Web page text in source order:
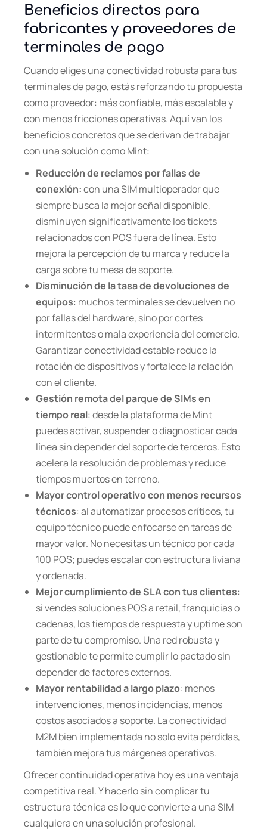
Beneficios directos para
fabricantes y proveedores de
terminales de pago
Cuando eliges una conectividad robusta para tus
terminales de pago, estás reforzando tu propuesta
como proveedor: más confiable, más escalable y
con menos fricciones operativas. Aquí van los
beneficios concretos que se derivan de trabajar
con una solución como Mint:
Reducción de reclamos por fallas de
conexión:con una SIM multioperador que
siempre busca la mejor señal disponible,
disminuyen significativamente los tickets
relacionados con POS fuera de línea. Esto
mejora la percepción de tu marca y reduce la
carga sobre tu mesa de soporte.
Disminución de la tasa de devoluciones de
equipos: muchos terminales se devuelven no
por fallas del hardware, sino por cortes
intermitentes o mala experiencia del comercio.
Garantizar conectividad estable reduce la
rotación de dispositivos y fortalece la relación
con el cliente.
Gestión remota del parque de SIMs en
tiempo real: desde la plataforma de Mint
puedes activar, suspender o diagnosticar cada
línea sin depender del soporte de terceros. Esto
acelera la resolución de problemas y reduce
tiempos muertos en terreno.
Mayor control operativo con menos recursos
técnicos: al automatizar procesos críticos, tu
equipo técnico puede enfocarse en tareas de
mayor valor. No necesitas un técnico por cada
100 POS; puedes escalar con estructura liviana
y ordenada.
Mejor cumplimiento de SLA con tus clientes:
si vendes soluciones POS a retail, franquicias o
cadenas, los tiempos de respuesta y uptime son
parte de tu compromiso. Una red robusta y
gestionable te permite cumplir lo pactado sin
depender de factores externos.
Mayor rentabilidad a largo plazo: menos
intervenciones, menos incidencias, menos
costos asociados a soporte. La conectividad
M2M bien implementada no solo evita pérdidas,
también mejora tus márgenes operativos.
Ofrecer continuidad operativa hoy es una ventaja
competitiva real. Y hacerlo sin complicar tu
estructura técnica es lo que convierte a una SIM
cualquiera en una solución profesional.